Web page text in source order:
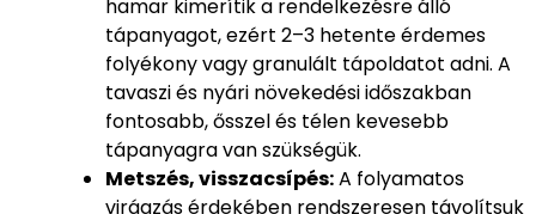
hamar kimerítik a rendelkezésre álló
tápanyagot, ezért 2–3 hetente érdemes
folyékony vagy granulált tápoldatot adni. A
tavaszi és nyári növekedési időszakban
fontosabb, ősszel és télen kevesebb
tápanyagra van szükségük.
Metszés, visszacsípés:A folyamatos
virágzás érdekében rendszeresen távolítsuk